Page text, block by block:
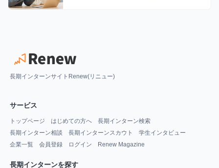
長期インターンサイトRenew(リニュー)
サービス
トップページ はじめての方へ
長期インターン検索
長期インターン相談
長期インターンスカウト
学生インタビュー
企業一覧
会員登録 ログイン Renew Magazine
長期インターンを探す